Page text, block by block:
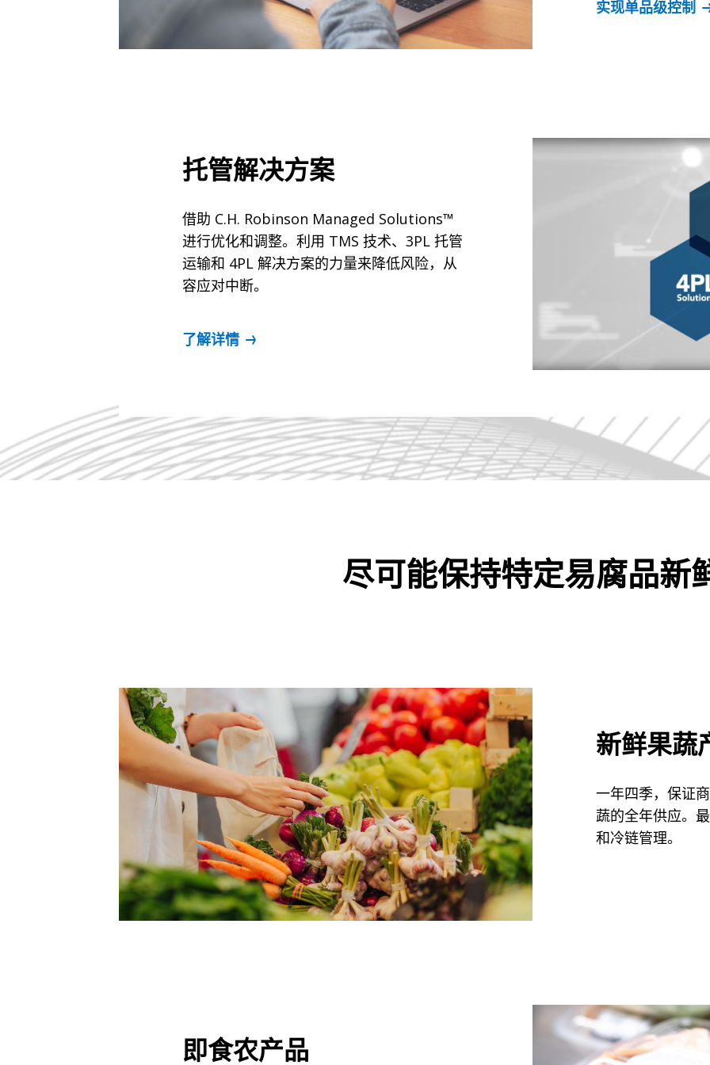
实现单品级控制
托管解决方案
借助 C.H. Robinson Managed Solutions™
进行优化和调整。利用 TMS 技术、3PL 托管
运输和 4PL 解决方案的力量来降低风险，从
容应对中断。
了解详情
尽可能保持特定易腐品新
新鲜果蔬
一年四季，保证
蔬的全年供应。
和冷链管理。
即食农产品